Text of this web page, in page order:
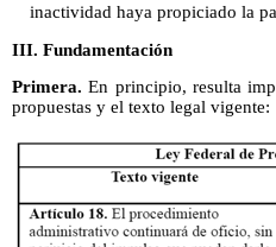
inactividad haya propiciado la
III. Fundamentación
Primera.En principio, resulta
propuestas y el texto legal vigente: